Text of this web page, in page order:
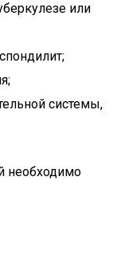
или
системы,
необходимо